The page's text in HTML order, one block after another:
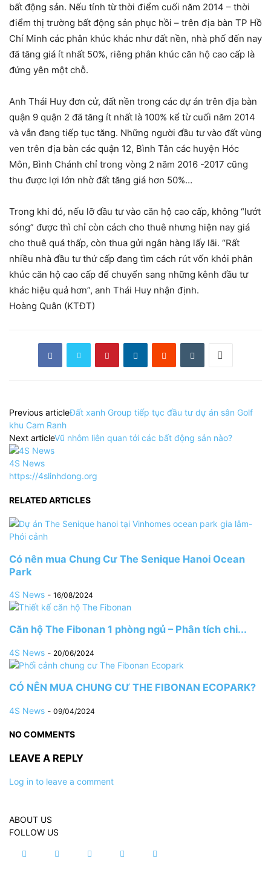
bất động sản. Nếu tính từ thời điểm cuối năm 2014 – thời
điểm thị trường bất động sản phục hồi – trên địa bàn TP Hồ
Chí Minh các phân khúc khác như đất nền, nhà phố đến nay
đã tăng giá ít nhất 50%, riêng phân khúc căn hộ cao cấp là
đứng yên một chỗ.
Anh Thái Huy đơn cử, đất nền trong các dự án trên địa bàn
quận 9 quận 2 đã tăng ít nhất là 100% kể từ cuối năm 2014
và vẫn đang tiếp tục tăng. Những người đầu tư vào đất vùng
ven trên địa bàn các quận 12, Bình Tân các huyện Hóc
Môn, Bình Chánh chỉ trong vòng 2 năm 2016 -2017 cũng
thu được lợi lớn nhờ đất tăng giá hơn 50%…
Trong khi đó, nếu lỡ đầu tư vào căn hộ cao cấp, không “lướt
sóng” được thì chỉ còn cách cho thuê nhưng hiện nay giá
cho thuê quá thấp, còn thua gửi ngân hàng lấy lãi. “Rất
nhiều nhà đầu tư thứ cấp đang tìm cách rút vốn khỏi phân
khúc căn hộ cao cấp để chuyển sang những kênh đầu tư
khác hiệu quả hơn”, anh Thái Huy nhận định.
Hoàng Quân (KTĐT)
Previous articleĐất xanh Group tiếp tục đầu tư dự án sân Golf
khu Cam Ranh
Next articleVũ nhôm liên quan tới các bất động sản nào?
4S News
https://4slinhdong.org
RELATED ARTICLES
Có nên mua Chung Cư The Senique Hanoi Ocean
Park
4S News - 16/08/2024
Căn hộ The Fibonan 1 phòng ngủ – Phân tích chi...
4S News - 20/06/2024
CÓ NÊN MUA CHUNG CƯ THE FIBONAN ECOPARK?
4S News - 09/04/2024
NO COMMENTS
LEAVE A REPLY
Log in to leave a comment
ABOUT US
FOLLOW US